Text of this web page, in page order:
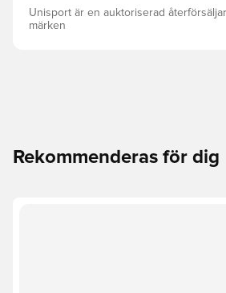
Unisport är en auktoriserad
märken
Rekommenderas för dig